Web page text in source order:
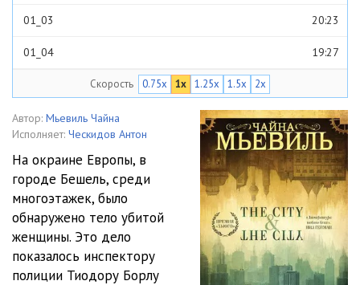
01_03 20:23
01_04 19:27
01_06 32:49
29:00
01_08 33:01
01_09 17:39
01_10 25:25
01_11 19:16
Скорость 0.75x 1x 1.25x 1.5x 2x
Автор: Мьевиль Чайна
Исполняет: Ческидов Антон
На окраине Европы, в
городе Бешель, среди
многоэтажек, было
обнаружено тело убитой
женщины. Это дело
показалось инспектору
полиции Тиодору Борлу